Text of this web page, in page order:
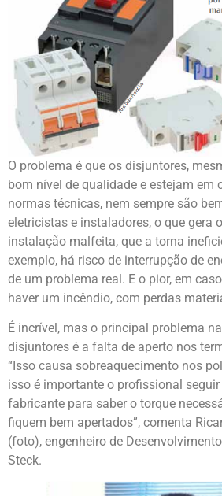
O problema é que os disjuntores,
bom nível de qualidade e estejam em
normas técnicas, nem sempre são
eletricistas e instaladores, o que gera
instalação malfeita, que a torna
exemplo, há risco de interrupção de
de um problema real. E o pior, em
haver um incêndio, com perdas
É incrível, mas o principal problema
disjuntores é a falta de aperto nos
“Isso causa sobreaquecimento nos
isso é importante o profissional
fabricante para saber o torque
fiquem bem apertados”, comenta
(foto), engenheiro de
Steck.